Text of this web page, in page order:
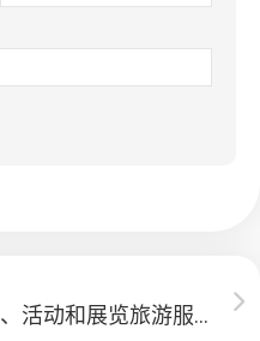
以色列 M.I.C.E. 会议、奖励、活动和展览旅游服务